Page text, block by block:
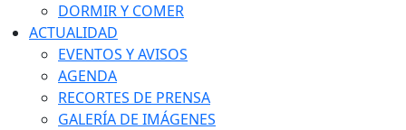
DORMIR Y COMER
ACTUALIDAD
EVENTOS Y AVISOS
AGENDA
RECORTES DE PRENSA
GALERÍA DE IMÁGENES